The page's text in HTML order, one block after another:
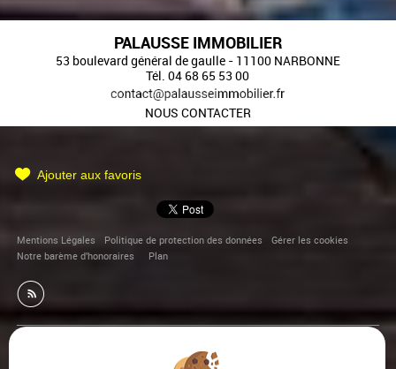
PALAUSSE IMMOBILIER
53 boulevard général de gaulle - 11100 NARBONNE
Tél.04 68 65 53 00
NOUS CONTACTER
Ajouter aux favoris
Mentions Légales Politique de protection des données
Gérer les cookies
Notre barème d'honoraires
Plan
Afin de vous offrir un confort de lecture permanent, depuis